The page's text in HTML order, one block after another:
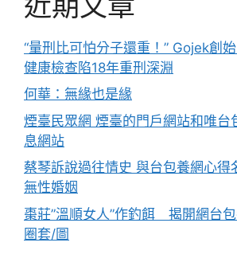
“量刑比可怕分子還重！” Gojek創
健康檢查陷18年重刑深淵
何華：無緣也是緣
煙臺民眾網 煙臺的門戶網站和唯台
息網站
蔡琴訴說過往情史 與台包養網心得
無性婚姻
棗莊”溫順女人”作釣餌 揭開網台
圈套/圖